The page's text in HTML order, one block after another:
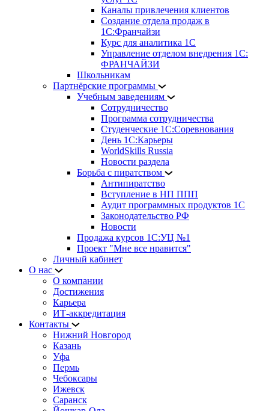
Каналы привлечения клиентов
Создание отдела продаж в
1С:Франчайзи
Курс для аналитика 1С
Управление отделом внедрения 1С:
ФРАНЧАЙЗИ
Школьникам
Партнёрские программы
Учебным заведениям
Сотрудничество
Программа сотрудничества
Студенческие 1С:Соревнования
День 1С:Карьеры
WorldSkills Russia
Новости раздела
Борьба с пиратством
Антипиратство
Вступление в НП ППП
Аудит программных продуктов 1С
Законодательство РФ
Новости
Продажа курсов 1С:УЦ №1
Проект "Мне все нравится"
Личный кабинет
О нас
О компании
Достижения
Карьера
ИТ-аккредитация
Контакты
Нижний Новгород
Казань
Уфа
Пермь
Чебоксары
Ижевск
Саранск